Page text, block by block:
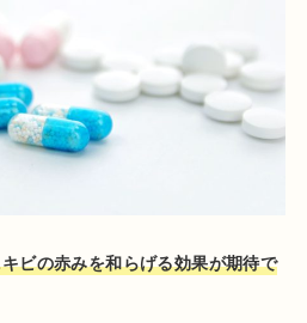
ビの赤みを和らげる効果が期待で